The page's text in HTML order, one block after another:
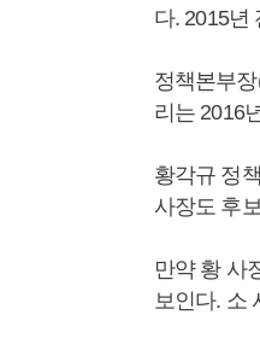
다. 2015년
정책본부
리는 2016
황각규 정
사장도 후
만약 황 사
보인다. 소